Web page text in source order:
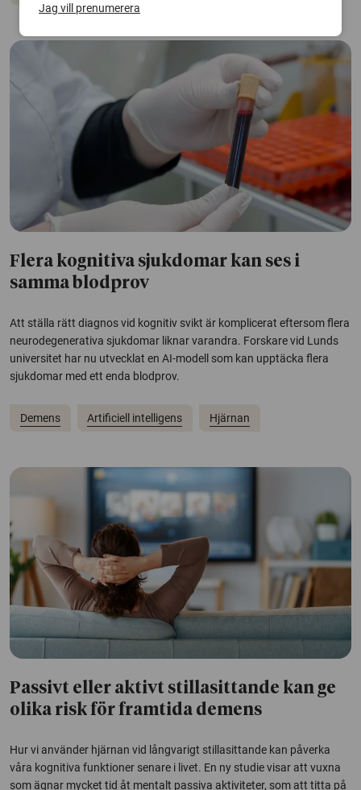
Flera kognitiva sjukdomar kan ses i
samma blodprov
Att ställa rätt diagnos vid kognitiv svikt är komplicerat eftersom flera
neurodegenerativa sjukdomar liknar varandra. Forskare vid Lunds
universitet har nu utvecklat en AI-modell som kan upptäcka flera
sjukdomar med ett enda blodprov.
Demens Artificiell intelligens Hjärnan
Passivt eller aktivt stillasittande kan ge
olika risk för framtida demens
Hur vi använder hjärnan vid långvarigt stillasittande kan påverka
våra kognitiva funktioner senare i livet. En ny studie visar att vuxna
som ägnar mycket tid åt mentalt passiva aktiviteter, som att titta på
Jag vill prenumerera